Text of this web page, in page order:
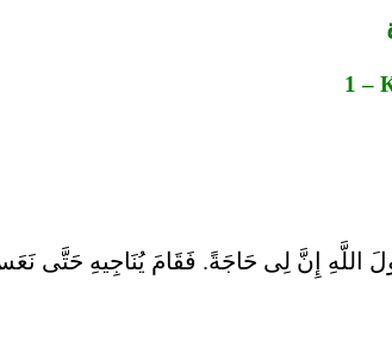
1 –
إِنَّ لِى حَاجَةً. فَقَامَ يُنَاجِيهِ حَتَّى